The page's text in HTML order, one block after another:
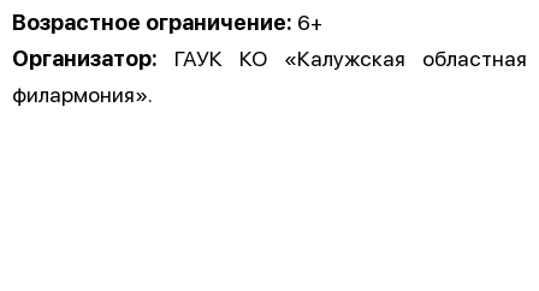
Возрастное ограничение: 6+
Организатор: ГАУК КО «Калужская областная
филармония».